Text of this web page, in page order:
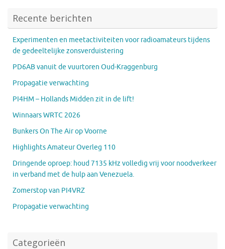
Recente berichten
Experimenten en meetactiviteiten voor radioamateurs tijdens
de gedeeltelijke zonsverduistering
PD6AB vanuit de vuurtoren Oud-Kraggenburg
Propagatie verwachting
PI4HM – Hollands Midden zit in de lift!
Winnaars WRTC 2026
Bunkers On The Air op Voorne
Highlights Amateur Overleg 110
Dringende oproep: houd 7135 kHz volledig vrij voor noodverkeer
in verband met de hulp aan Venezuela.
Zomerstop van PI4VRZ
Propagatie verwachting
Categorieën